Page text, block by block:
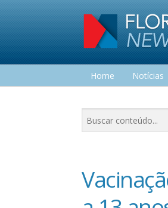
Home Notícias